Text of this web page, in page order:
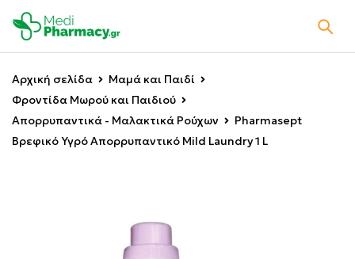
Αρχική σελίδα
Μαμά και Παιδί
Φροντίδα Μωρού και Παιδιού
Απορρυπαντικά - Μαλακτικά Ρούχων
Pharmasept
Βρεφικό Υγρό Απορρυπαντικό Mild Laundry 1 L